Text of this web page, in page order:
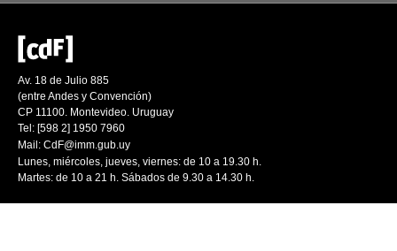
Av. 18 de Julio 885
(entre Andes y Convención)
CP 11100. Montevideo. Uruguay
Tel: [598 2] 1950 7960
Mail: CdF@imm.gub.uy
Lunes, miércoles, jueves, viernes: de 10 a 19.30 h.
Martes: de 10 a 21 h. Sábados de 9.30 a 14.30 h.